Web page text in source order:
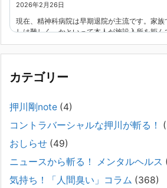
2026年2月26日
現在、精神科病院は早期退院が主流です。家族
しは難しく、かといって本人が施設入所を拒
見つかっていない）ような場合でも、病院か
困ってし[...]
精神科から「退院できます」と言
後の安全設計
2026年2月21日
通常価格 2,980円 → 今だけ 1,480円（50％OFF
（株）トキワ精神保健事務所（所長：押川剛）
きた実務対応を、家族向けに整理しています。
#042 精神疾患の子どもと健全な
カテゴリー
押川剛note (4)
コントラバーシャルな押川が斬る！
おしらせ (49)
ニュースから斬る！ メンタルヘルス
気持ち！「人間臭い」コラム (368)